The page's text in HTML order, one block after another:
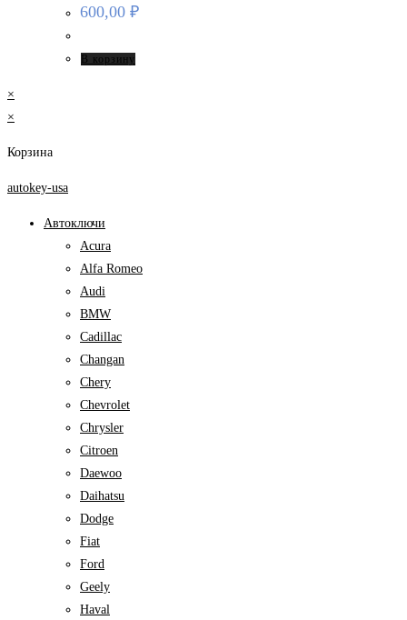
600,00 ₽
В корзину
×
×
Корзина
autokey-usa
Автоключи
Acura
Alfa Romeo
Audi
BMW
Cadillac
Changan
Chery
Chevrolet
Chrysler
Citroen
Daewoo
Daihatsu
Dodge
Fiat
Ford
Geely
Haval